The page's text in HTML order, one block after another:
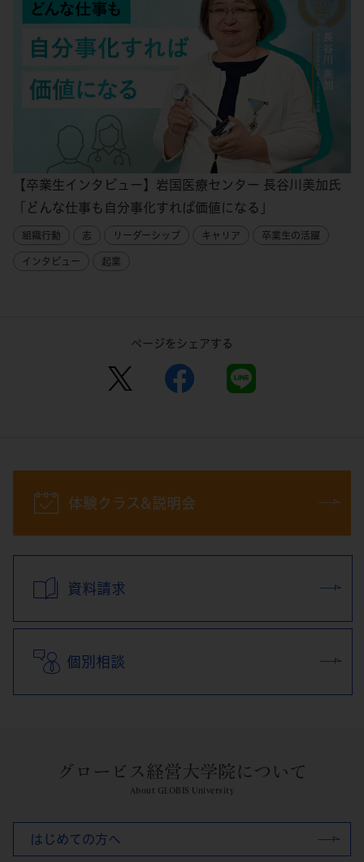
【卒業生インタビュー】岩国医療センター 長谷川美加氏
「どんな仕事も自分事化すれば価値になる」
組織行動 志 リーダーシップ キャリア 卒業生の活躍
インタビュー 起業
ページをシェアする
体験クラス&説明会
資料請求
個別相談
グロービス経営大学院について
About GLOBIS University
はじめての方へ